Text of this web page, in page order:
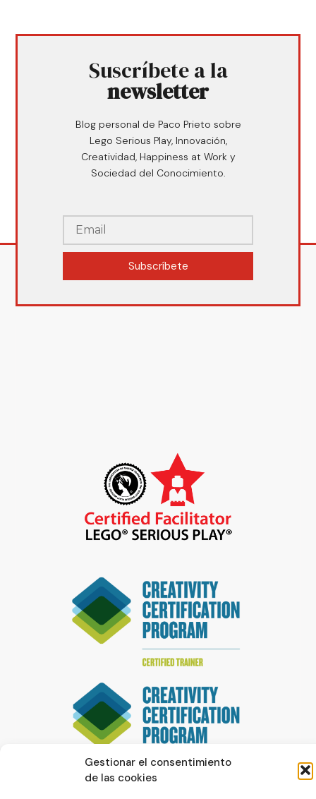
Gestionar el consentimiento
de las cookies
Suscríbete a la
newsletter
Blog personal de Paco Prieto sobre
Lego Serious Play, Innovación,
Creatividad, Happiness at Work y
Sociedad del Conocimiento.
Subscríbete